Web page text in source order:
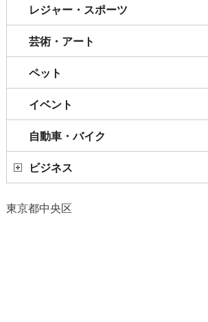
レジャー・スポーツ
芸術・アート
ペット
イベント
自動車・バイク
ビジネス
東京都中央区